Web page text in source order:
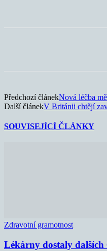
Předchozí článekNová léčba
Další článekV Británii chtějí
SOUVISEJÍCÍ ČLÁNKY
Zdravotní gramotnost
Lékárny dostaly